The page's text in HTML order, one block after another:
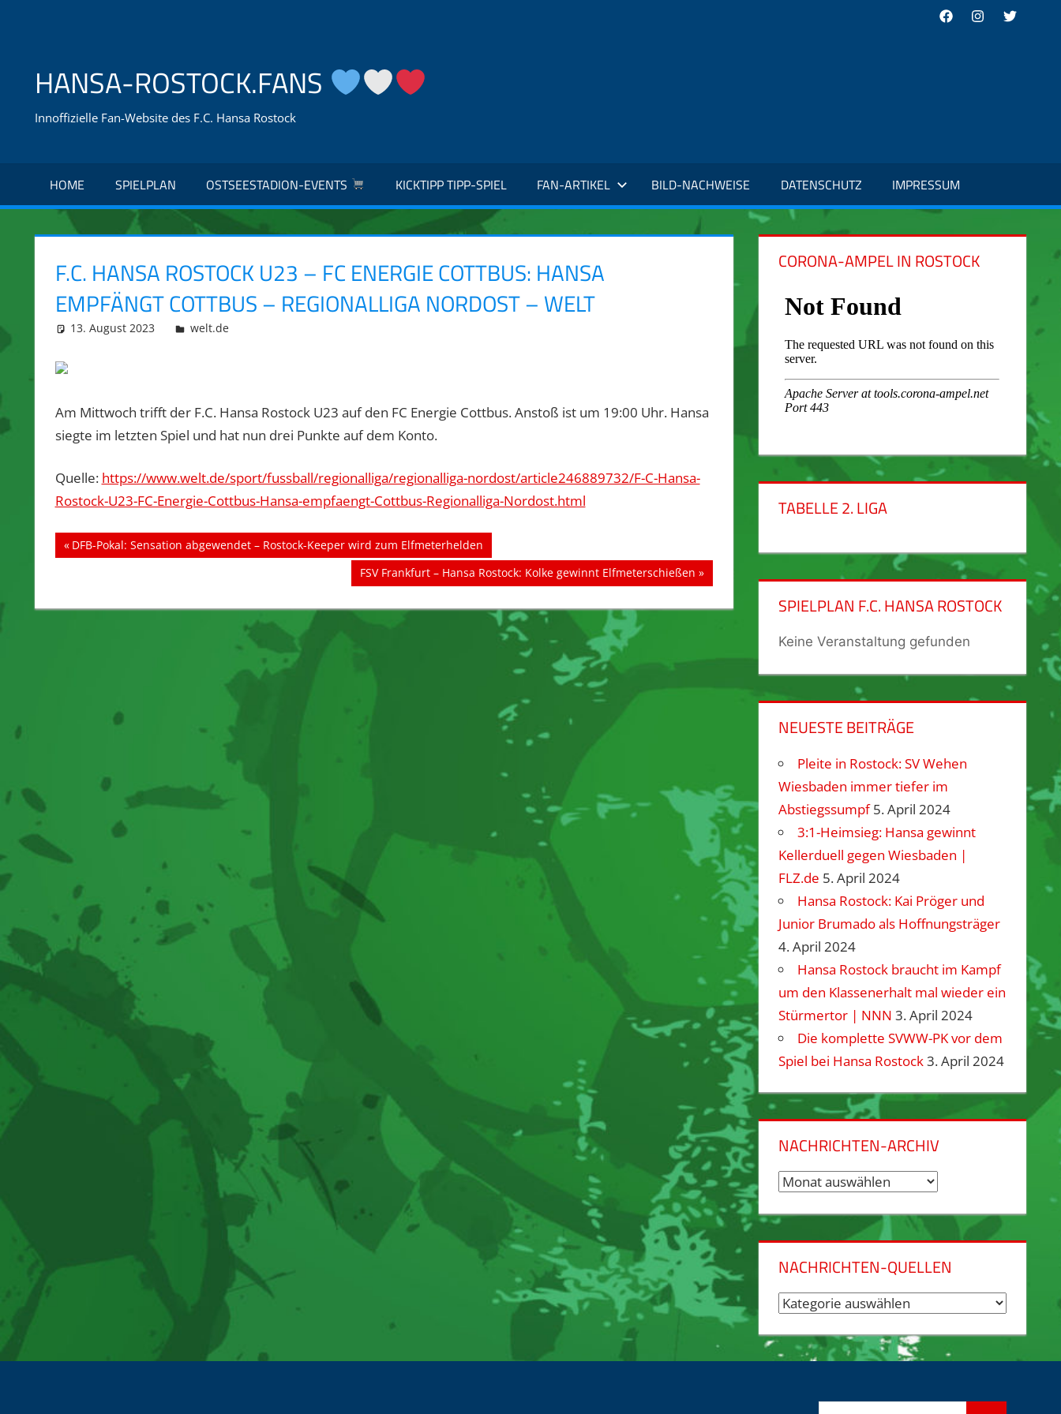
FacebookInstagram
Twitter
HANSA-ROSTOCK.FANS
Innoffizielle Fan-Website des F.C. Hansa Rostock
HOME SPIELPLAN OSTSEESTADION-EVENTS KICKTIPP TIPP-SPIEL FAN-ARTIKEL BILD-NACHWEISE DATENSCHUTZ IMPRESSUM
F.C. HANSA ROSTOCK U23 – FC ENERGIE COTTBUS: HANSA
EMPFÄNGT COTTBUS – REGIONALLIGA NORDOST – WELT
13. August 2023 integromat
welt.de
Am Mittwoch trifft der F.C. Hansa Rostock U23 auf den FC Energie Cottbus. Anstoß ist um 19:00 Uhr. Hansa
siegte im letzten Spiel und hat nun drei Punkte auf dem Konto.
Quelle: https://www.welt.de/sport/fussball/regionalliga/regionalliga-nordost/article246889732/F-C-Hansa-
Rostock-U23-FC-Energie-Cottbus-Hansa-empfaengt-Cottbus-Regionalliga-Nordost.html
Beitragsnavigation
Vorheriger
Beitrag:
DFB-Pokal: Sensation abgewendet – Rostock-Keeper wird zum Elfmeterhelden
Nächster
Beitrag:
FSV Frankfurt – Hansa Rostock: Kolke gewinnt Elfmeterschießen
CORONA-AMPEL IN ROSTOCK
TABELLE 2. LIGA
SPIELPLAN F.C. HANSA ROSTOCK
Keine Veranstaltung gefunden
NEUESTE BEITRÄGE
Pleite in Rostock: SV Wehen
Wiesbaden immer tiefer im
Abstiegssumpf 5. April 2024
3:1-Heimsieg: Hansa gewinnt
Kellerduell gegen Wiesbaden |
FLZ.de 5. April 2024
Hansa Rostock: Kai Pröger und
Junior Brumado als Hoffnungsträger
4. April 2024
Hansa Rostock braucht im Kampf
um den Klassenerhalt mal wieder ein
Stürmertor | NNN 3. April 2024
Die komplette SVWW-PK vor dem
Spiel bei Hansa Rostock3. April 2024
NACHRICHTEN-ARCHIV
Nachrichten-
NACHRICHTEN-QUELLEN
Nachrichten-